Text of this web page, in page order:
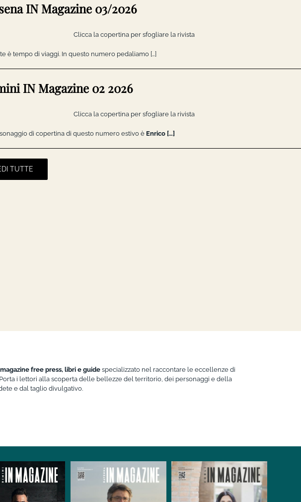
IN Magazine 03/2026
Clicca la copertina per sfogliare la rivista
è tempo di viaggi. In questo numero pedaliamo […]
IN Magazine 02 2026
Clicca la copertina per sfogliare la rivista
di copertina di questo numero estivo è Enrico […]
TUTTE
magazine free press, libri e guidespecializzato nel raccontare le eccellenze di
i lettori alla scoperta delle bellezze del territorio, dei personaggi e della
e dal taglio divulgativo.